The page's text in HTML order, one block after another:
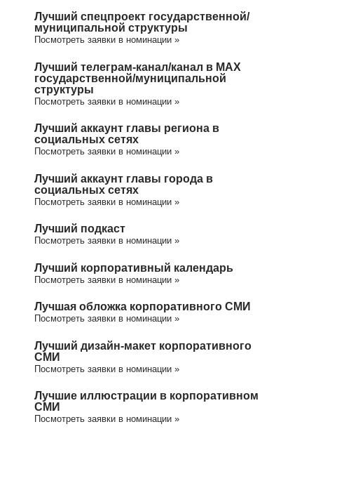
Лучший спецпроект государственной/
муниципальной структуры
Посмотреть заявки в номинации »
Лучший телеграм-канал/канал в МАХ
государственной/муниципальной
структуры
Посмотреть заявки в номинации »
Лучший аккаунт главы региона в
социальных сетях
Посмотреть заявки в номинации »
Лучший аккаунт главы города в
социальных сетях
Посмотреть заявки в номинации »
Лучший подкаст
Посмотреть заявки в номинации »
Лучший корпоративный календарь
Посмотреть заявки в номинации »
Лучшая обложка корпоративного СМИ
Посмотреть заявки в номинации »
Лучший дизайн-макет корпоративного
СМИ
Посмотреть заявки в номинации »
Лучшие иллюстрации в корпоративном
СМИ
Посмотреть заявки в номинации »